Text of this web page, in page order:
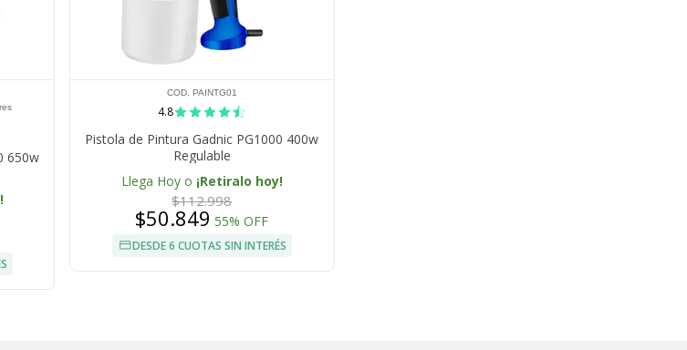
650w
COD. PAINTG01
4.8
Pistola de Pintura Gadnic PG1000 400w
Regulable
Llega Hoy o ¡Retiralo hoy!
$112.998
$50.849 55% OFF
DESDE 6 CUOTAS SIN INTERÉS